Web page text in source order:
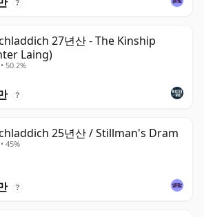
?
27년산 - The Kinship
Laing)
50.2%
?
25년산 / Stillman's Dram
45%
?